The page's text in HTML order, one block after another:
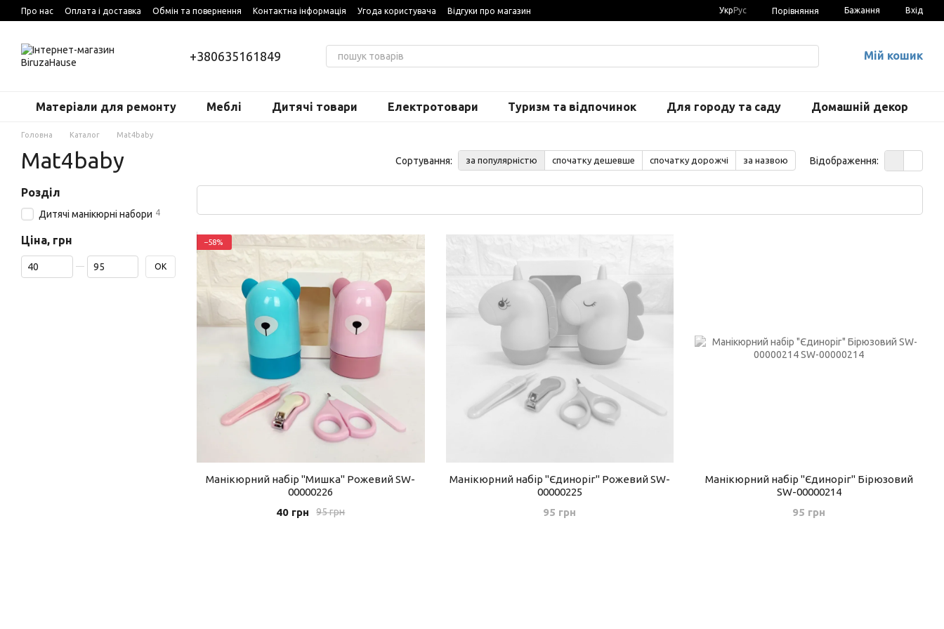
Перейти до основного контенту
Про нас Оплата і доставка Обмін та повернення Контактна інформація Угода користувача Відгуки про магазин УкрРус Порівняння Бажання Вхід
+380635161849 Мій кошик
Матеріали для ремонту Меблі Дитячі товари Електротовари Туризм та відпочинок Для городу та саду Домашній декор
Головна Каталог Mat4baby
Mat4baby Сортування: за популярністю спочатку дешевше спочатку дорожчі за назвою Відображення:
−58%
Манікюрний набір "Мишка" Рожевий SW-
00000226
95 грн
40 грн
Манікюрний набір "Єдиноріг" Рожевий SW-
00000225
95 грн
Манікюрний набір "Єдиноріг" Бірюзовий
SW-00000214
95 грн
Розділ
Дитячі манікюрні набори 4
Ціна, грн
Від Ціна, грн
До Ціна, грн ОК